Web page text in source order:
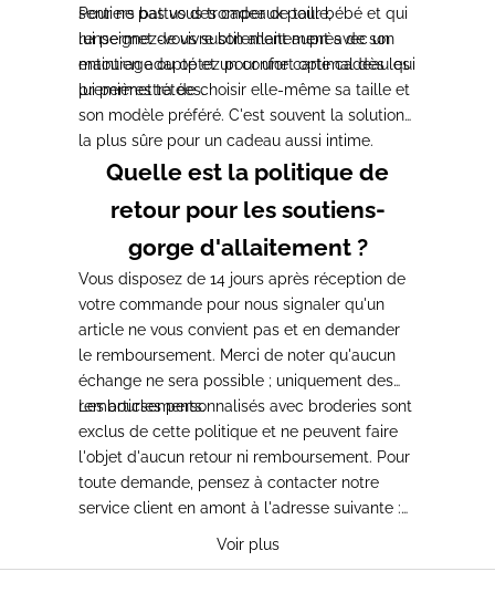
sentiers battus des cadeaux pour bébé et qui
lui permet de vivre son allaitement avec un
maintien adapté et un confort optimal dès les
premières tétées.
Pour ne pas vous tromper de taille,
renseignez-vous subtilement auprès de son
entourage ou optez pour une carte cadeau qui
lui permettra de choisir elle-même sa taille et
son modèle préféré. C'est souvent la solution
la plus sûre pour un cadeau aussi intime.
Quelle est la politique de
retour pour les soutiens-
gorge d'allaitement ?
Vous disposez de 14 jours après réception de
votre commande pour nous signaler qu'un
article ne vous convient pas et en demander
le remboursement. Merci de noter qu'aucun
échange ne sera possible ; uniquement des
remboursements.
Les articles personnalisés avec broderies sont
exclus de cette politique et ne peuvent faire
l'objet d'aucun retour ni remboursement. Pour
toute demande, pensez à contacter notre
service client en amont à l'adresse suivante :
bonjour@23maiparis.com
Voir plus